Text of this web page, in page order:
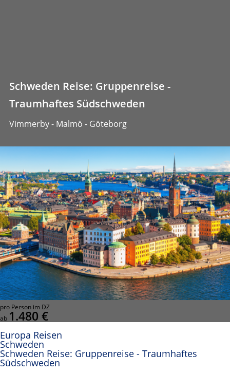
Schweden Reise: Gruppenreise -
Traumhaftes Südschweden
Vimmerby - Malmö - Göteborg
pro Person im DZ
ab 1.480 €
Europa Reisen
Schweden
Schweden Reise: Gruppenreise - Traumhaftes
Südschweden